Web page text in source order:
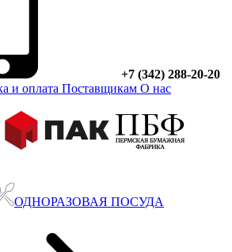
+7 (342) 288-20-20
и оплата Поставщикам О нас
ОДНОРАЗОВАЯ ПОСУДА